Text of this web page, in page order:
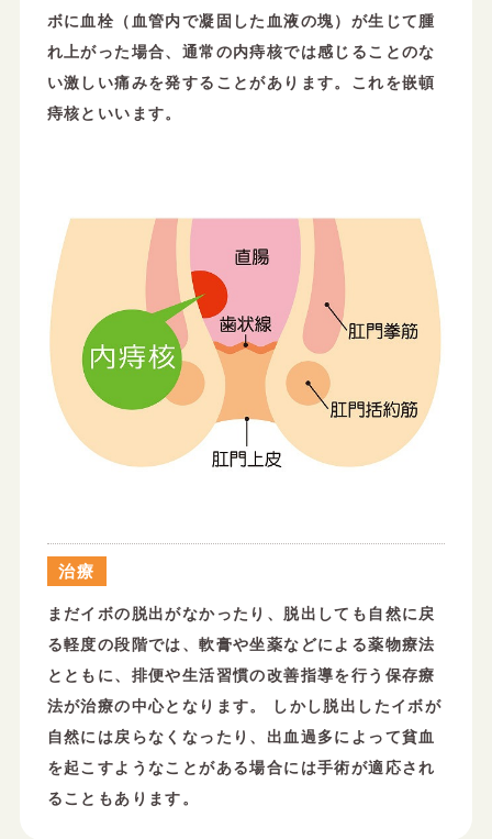
ボに血栓（血管内で凝固した血液の塊）が生じて腫
れ上がった場合、通常の内痔核では感じることのな
い激しい痛みを発することがあります。これを嵌頓
痔核といいます。
治療
まだイボの脱出がなかったり、脱出しても自然に戻
る軽度の段階では、軟膏や坐薬などによる薬物療法
とともに、排便や生活習慣の改善指導を行う保存療
法が治療の中心となります。 しかし脱出したイボが
自然には戻らなくなったり、出血過多によって貧血
を起こすようなことがある場合には手術が適応され
ることもあります。